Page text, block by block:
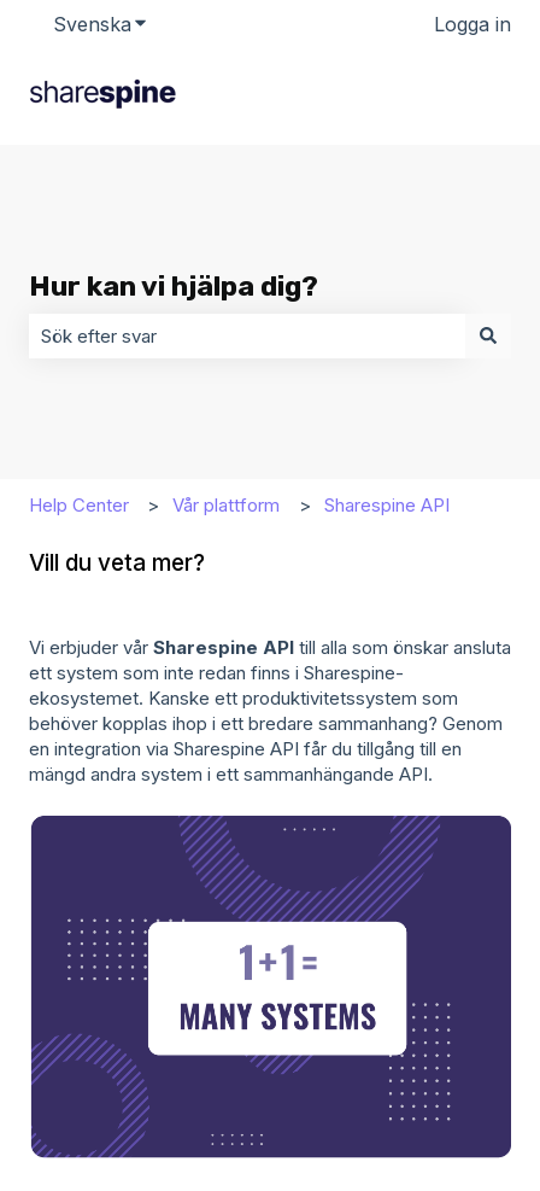
Svenska Visa undermenyer för översättningarLogga in
Hur kan vi hjälpa dig?
Help Center Vår plattform Sharespine API
Vill du veta mer?
Vi erbjuder vår Sharespine API till alla som önskar ansluta
ett system som inte redan finns i Sharespine-
ekosystemet. Kanske ett produktivitetssystem som
behöver kopplas ihop i ett bredare sammanhang? Genom
en integration via Sharespine API får du tillgång till en
mängd andra system i ett sammanhängande API.